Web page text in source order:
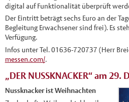
digital auf Funktionalität überprüft
Der Eintritt beträgt sechs Euro an der
Begleitung Erwachsener sind frei). Es
Verfügung.
Infos unter Tel. 01636-720737 (Herr
messen.com/.
„DER NUSSKNACKER“ am
Nussknacker ist Weihnachten